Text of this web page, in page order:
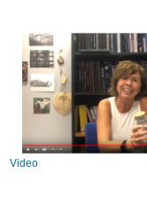
Video